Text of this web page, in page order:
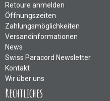
Retoure anmelden
Öffnungszeiten
Zahlungsmöglichkeiten
Versandinformationen
News
Swiss Paracord Newsletter
Kontakt
Wir über uns
Rechtliches